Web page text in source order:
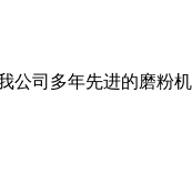
司多年先进的磨粉